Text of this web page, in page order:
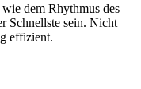
dem Rhythmus des
Schnellste sein. Nicht
effizient.